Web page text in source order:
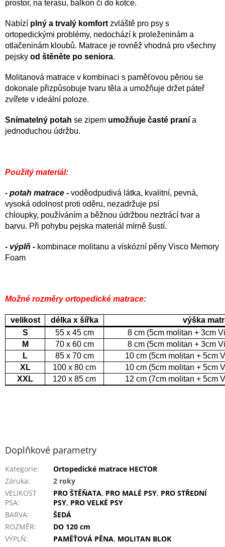
prostor, na terasu, balkon či do kotce.
Nabízí plný a trvalý komfort zvláště pro psy s
ortopedickými problémy, nedochází k proleženinám a
otlačeninám kloubů. Matrace je rovněž vhodná pro všechny
pejsky od štěněte po seniora.
Molitanová matrace v kombinaci s paměťovou pěnou se
dokonale přizpůsobuje tvaru těla a umožňuje držet páteř
zvířete v ideální poloze.
Snímatelný potah se zipem umožňuje časté praní a
jednoduchou údržbu.
Použitý materiál:
- potah matrace - voděodpudivá látka, kvalitní, pevná,
vysoká odolnost proti oděru, nezadržuje psí
chloupky, používáním a běžnou údržbou neztrácí tvar a
barvu. Při pohybu pejska materiál mírně šustí.
- výplň - kombinace molitanu a viskózní pěny Visco Memory
Foam
Možné rozměry ortopedické matrace:
velikost délka x šířka
výška
S
55 x 45 cm
8 cm (5cm molitan + 3cm
M
70 x 60 cm
8 cm (5cm molitan + 3cm
L
85 x 70 cm
10 cm (5cm molitan + 5cm
XL
100 x 80 cm
10 cm (5cm molitan + 5cm
XXL
120 x 85 cm 12 cm (7cm molitan + 5cm
Doplňkové parametry
Kategorie:
Ortopedické matrace HECTOR
Záruka:
2 roky
VELIKOST
PSA:
PRO ŠTĚŇATA, PRO MALÉ PSY, PRO STŘEDNÍ
PSY, PRO VELKÉ PSY
BARVA:
ŠEDÁ
ROZMĚR:
DO 120 cm
VÝPLŇ: PAMĚŤOVÁ PĚNA, MOLITAN BLOK